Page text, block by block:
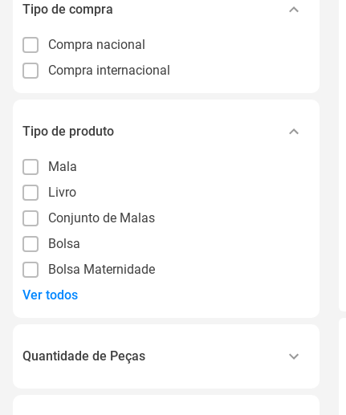
Tipo de compra
Compra nacional
Compra internacional
Tipo de produto
Mala
Livro
Conjunto de Malas
Bolsa
Bolsa Maternidade
Ver todos
Quantidade de Peças